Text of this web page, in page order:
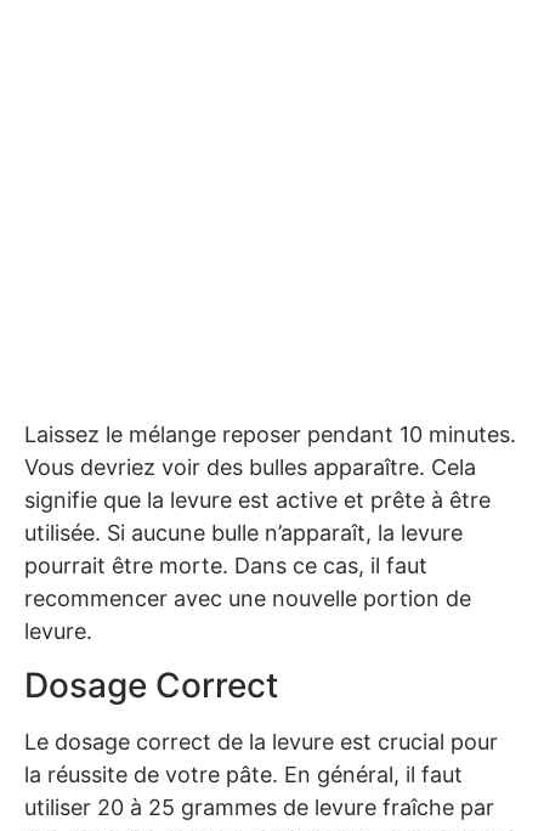
Laissez le mélange reposer pendant 10 minutes.
Vous devriez voir des bulles apparaître. Cela
signifie que la levure est active et prête à être
utilisée. Si aucune bulle n’apparaît, la levure
pourrait être morte. Dans ce cas, il faut
recommencer avec une nouvelle portion de
levure.
Dosage Correct
Le dosage correct de la levure est crucial pour
la réussite de votre pâte. En général, il faut
utiliser 20 à 25 grammes de levure fraîche par